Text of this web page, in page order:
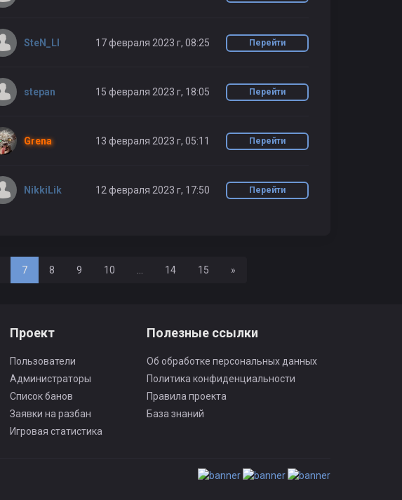
SteN_LI 17 февраля 2023 г, 08:25 Перейти
stepan 15 февраля 2023 г, 18:05 Перейти
Grena 13 февраля 2023 г, 05:11 Перейти
NikkiLik 12 февраля 2023 г, 17:50 Перейти
7 8 9 10 14 15 »
Проект
Пользователи
Администраторы
Список банов
Заявки на разбан
Игровая статистика
Полезные ссылки
Об обработке персональных данных
Политика конфиденциальности
Правила проекта
База знаний